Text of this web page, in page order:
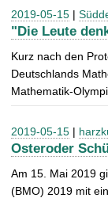
2019-05-15 |
"Die Leute
Kurz nach den
Deutschlands
Mathematik-
2019-05-15 |
Osteroder
Am 15. Mai 2019
(BMO) 2019 mit